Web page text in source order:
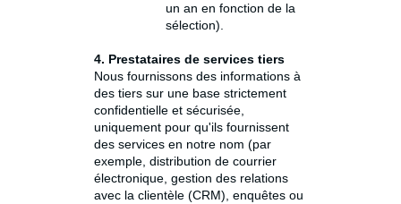
un an en fonction de la
sélection).
4. Prestataires de services tiers
Nous fournissons des informations à
des tiers sur une base strictement
confidentielle et sécurisée,
uniquement pour qu'ils fournissent
des services en notre nom (par
exemple, distribution de courrier
électronique, gestion des relations
avec la clientèle (CRM), enquêtes ou